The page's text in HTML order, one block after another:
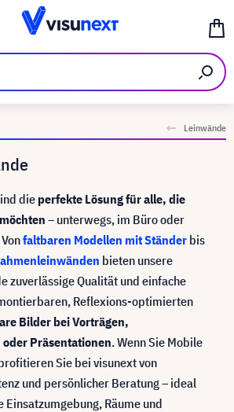
Leinwände
die perfekte Lösung für alle, die
– unterwegs, im Büro oder
faltbaren Modellen mit Ständer bis
bieten unsere
zuverlässige Qualität und einfache
Reflexions-optimierten
Bilder bei Vorträgen,
Präsentationen. Wenn Sie Mobile
Sie bei visunext von
und persönlicher Beratung – ideal
Räume und